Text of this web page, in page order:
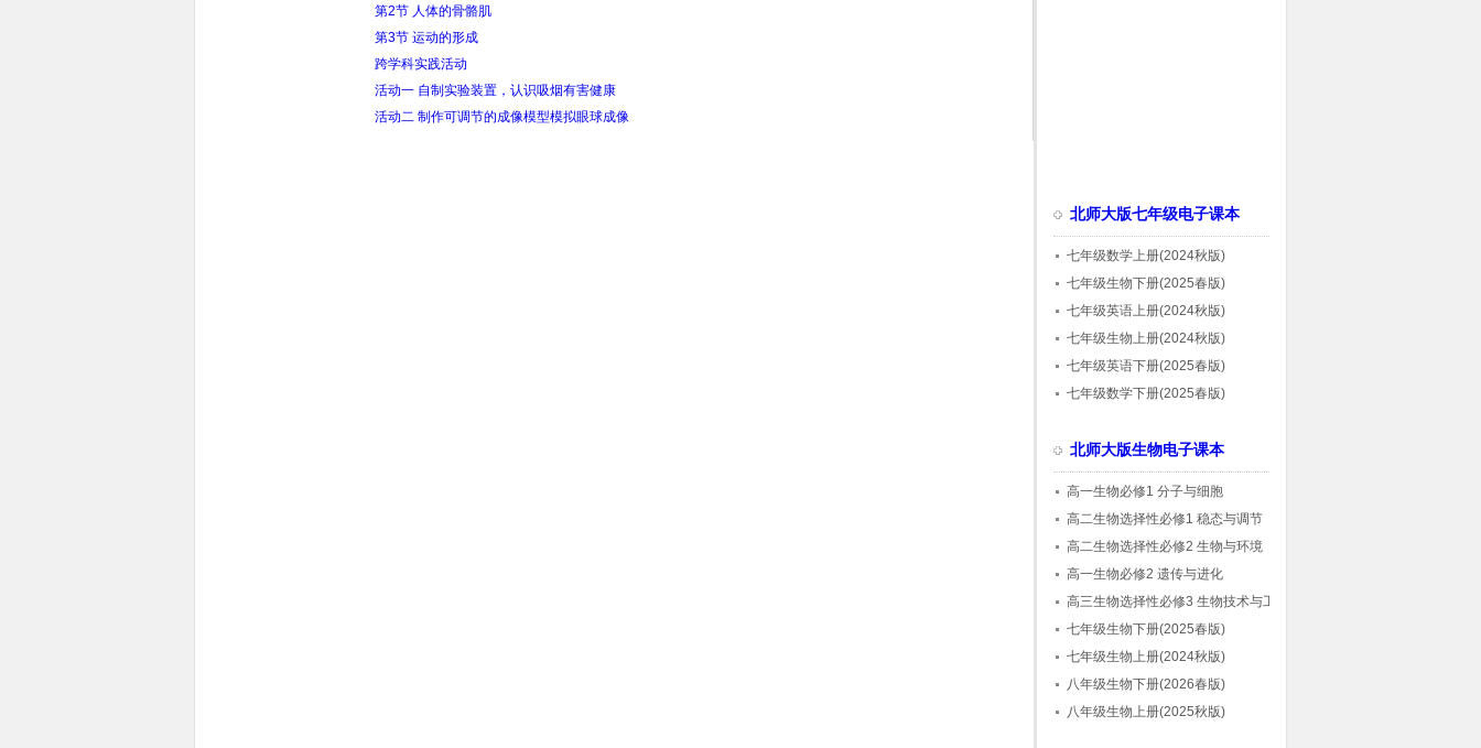
第2节 人体的骨骼肌
第3节 运动的形成
跨学科实践活动
活动一 自制实验装置，认识吸烟有害健康
活动二 制作可调节的成像模型模拟眼球成像
北师大版七年级电子课本
七年级数学上册(2024秋版)
七年级生物下册(2025春版)
七年级英语上册(2024秋版)
七年级生物上册(2024秋版)
七年级英语下册(2025春版)
七年级数学下册(2025春版)
北师大版生物电子课本
高一生物必修1 分子与细胞
高二生物选择性必修1 稳态与调节
高二生物选择性必修2 生物与环境
高一生物必修2 遗传与进化
高三生物选择性必修3 生物技术与工程
七年级生物下册(2025春版)
七年级生物上册(2024秋版)
八年级生物下册(2026春版)
八年级生物上册(2025秋版)